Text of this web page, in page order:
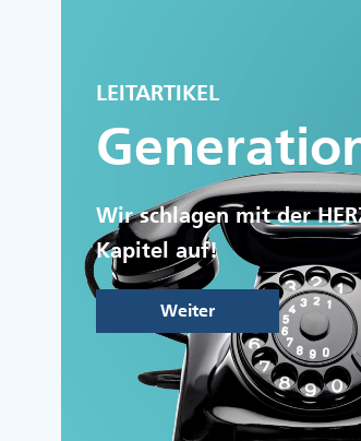
LEITARTIKEL
Wir schlagen mit der
Kapitel auf!
Weiter